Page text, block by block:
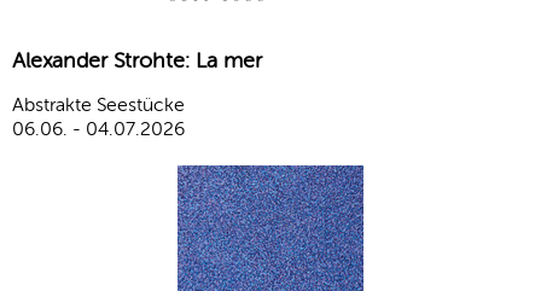
Alexander Strohte: La mer
Abstrakte Seestücke
06.06. - 04.07.2026